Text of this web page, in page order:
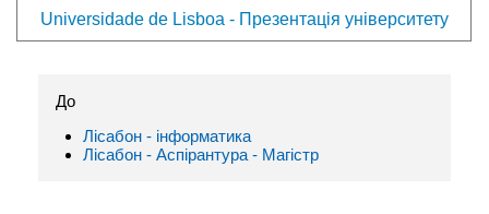
Universidade de Lisboa - Презентація університету
До
Лісабон - інформaтика
Лісабон - Аспірантура - Магістр